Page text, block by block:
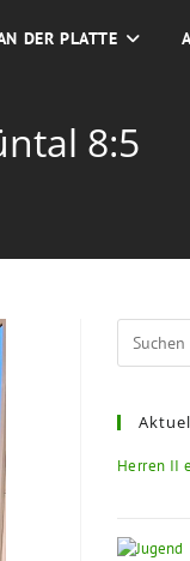
DER PLATTE
8:5
Herren II